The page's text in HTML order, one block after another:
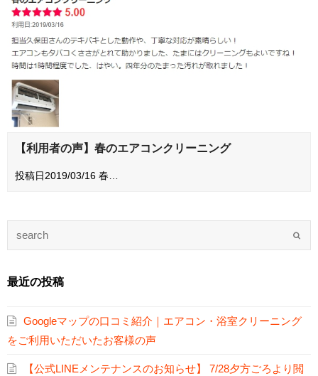
【利用者の声】春のエアコンクリーニング
投稿日2019/03/16 春…
最近の投稿
Googleマップの口コミ紹介｜エアコン・浴室クリーニング
をご利用いただいたお客様の声
【公式LINEメンテナンスのお知らせ】 7/28夕方ごろより閲